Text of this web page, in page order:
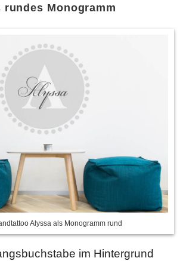
rundes Monogramm
Alyssa als Monogramm rund
im Hintergrund